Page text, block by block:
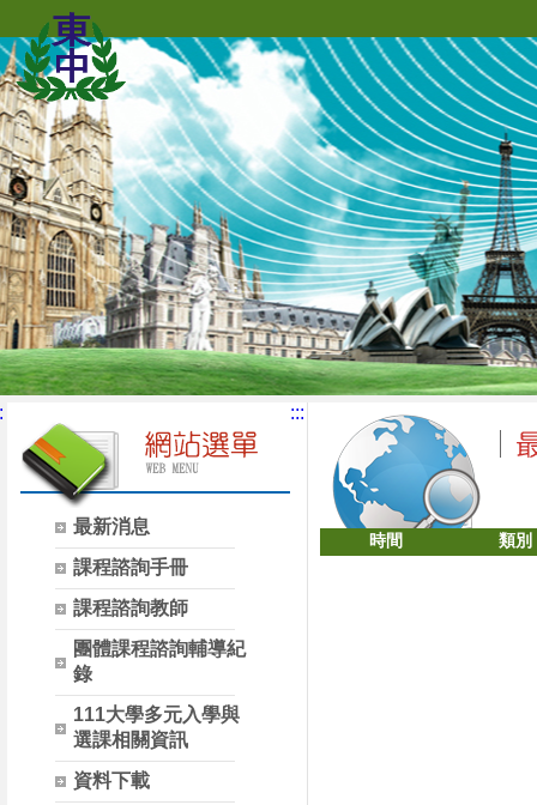
最新消息
課程諮詢手冊
課程諮詢教師
團體課程諮詢輔導紀
錄
111大學多元入學與
選課相關資訊
資料下載
:::
時間 類別